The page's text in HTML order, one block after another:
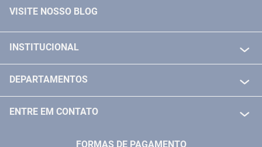
VISITE NOSSO BLOG
INSTITUCIONAL
POLITICA DE TROCA E DEVOLUÇÃO
DEPARTAMENTOS
ENTRE EM CONTATO
FORMAS DE PAGAMENTO